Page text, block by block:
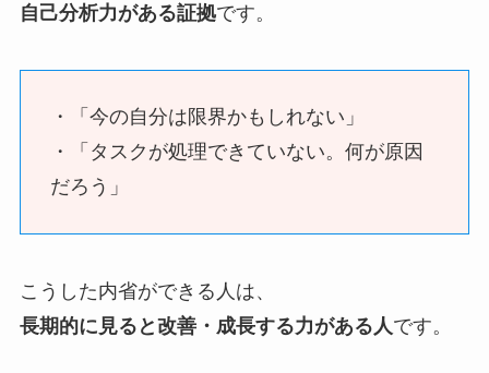
自己分析力がある証拠です。
・「今の自分は限界かもしれない」
・「タスクが処理できていない。何が原因
だろう」
こうした内省ができる人は、
長期的に見ると改善・成長する力がある人です。